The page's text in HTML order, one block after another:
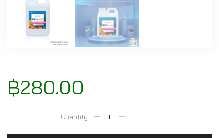
฿280.00
จำนวน